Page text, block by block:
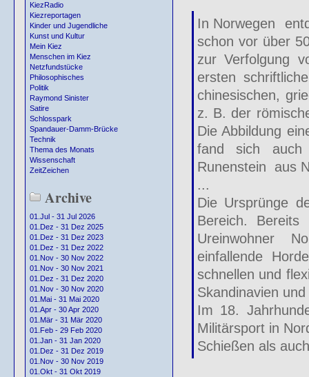
KiezRadio
Kiezreportagen
Kinder und Jugendliche
Kunst und Kultur
Mein Kiez
Menschen im Kiez
Netzfundstücke
Philosophisches
Politik
Raymond Sinister
Satire
Schlosspark
Spandauer-Damm-Brücke
Technik
Thema des Monats
Wissenschaft
ZeitZeichen
Archive
01.Jul - 31 Jul 2026
01.Dez - 31 Dez 2025
01.Dez - 31 Dez 2023
01.Dez - 31 Dez 2022
01.Nov - 30 Nov 2022
01.Nov - 30 Nov 2021
01.Dez - 31 Dez 2020
01.Nov - 30 Nov 2020
01.Mai - 31 Mai 2020
01.Apr - 30 Apr 2020
01.Mär - 31 Mär 2020
01.Feb - 29 Feb 2020
01.Jan - 31 Jan 2020
01.Dez - 31 Dez 2019
01.Nov - 30 Nov 2019
01.Okt - 31 Okt 2019
In Norwegen
schon vor über
zur Verfolgung
ersten
chinesischen,
z. B. der
Die Abbildung
fand sich
Runenstein aus
...
Die Ursprünge
Bereich.
Ureinwohner
einfallende
schnellen und
Skandinavien
Im 18.
Militärsport in
Schießen als